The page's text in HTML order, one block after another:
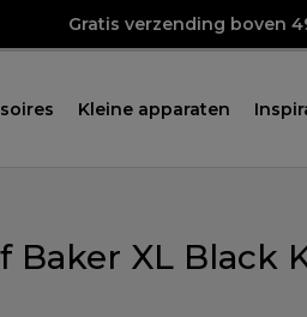
Gratis verzending boven
Kleine apparaten
Baker XL Black